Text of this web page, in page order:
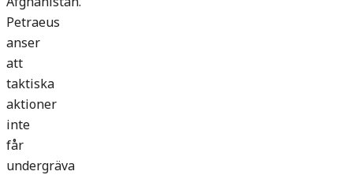
Petraeus
anser
att
taktiska
aktioner
inte
får
undergräva